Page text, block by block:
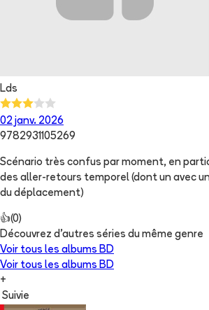
Lds
02 janv. 2026
9782931105269
Scénario très confus par moment, en
des aller-retours temporel (dont un avec
du déplacement)
👍(0)
Découvrez d'autres séries du même genre
Voir tous les albums BD
Voir tous les albums BD
+
Suivie